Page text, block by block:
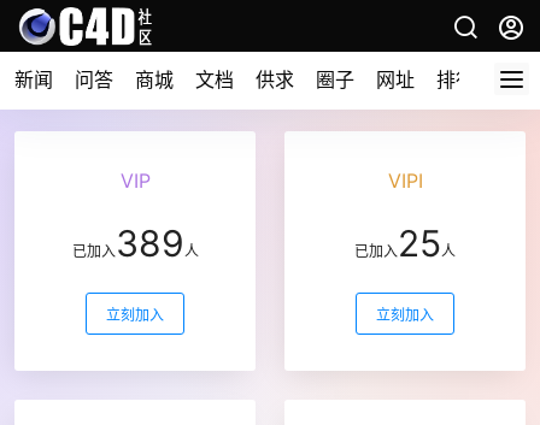
新闻 问答 商城 文档 供求 圈子 网址 排行榜
VIP
已加入389人
立刻加入
VIPI
已加入25人
立刻加入